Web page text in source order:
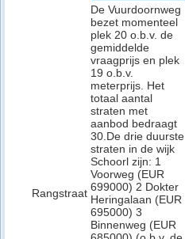
Rangstraat
De Vuurdoornweg
bezet momenteel
plek 20 o.b.v. de
gemiddelde
vraagprijs en plek
19 o.b.v.
meterprijs. Het
totaal aantal
straten met
aanbod bedraagt
30.De drie duurste
straten in de wijk
Schoorl zijn: 1
Voorweg (EUR
699000) 2 Dokter
Heringalaan (EUR
695000) 3
Binnenweg (EUR